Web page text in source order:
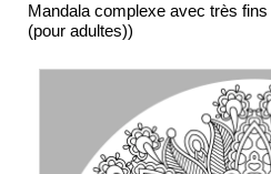
Mandala complexe avec très
(pour adultes))